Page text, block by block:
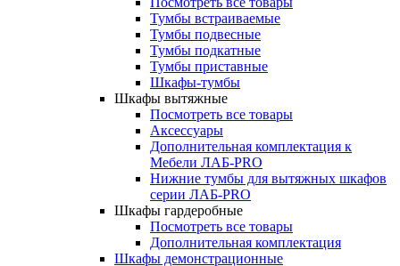
Тумбы встраиваемые
Тумбы подвесные
Тумбы подкатные
Тумбы приставные
Шкафы-тумбы
Шкафы вытяжные
Посмотреть все товары
Аксессуары
Дополнительная комплектация к
Мебели ЛАБ-PRO
Нижние тумбы для вытяжных шкафов
серии ЛАБ-PRO
Шкафы гардеробные
Посмотреть все товары
Дополнительная комплектация
Шкафы демонстрационные